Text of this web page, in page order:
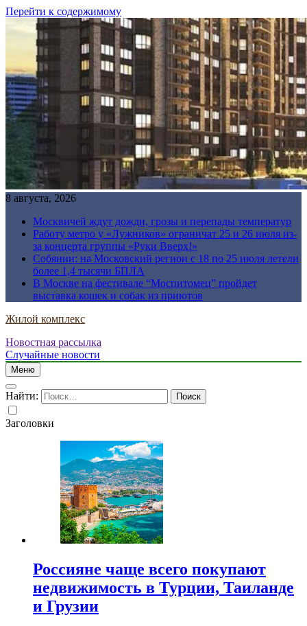
Перейти к содержимому
8 августа, 2026
Москвичей ждут дожди, грозы и перепады температур
Работу метро у «Лужников» ограничат 25 и 26 июля из-
за концерта группы «Руки Вверх!»
Собянин: на Московский регион с 18 по 25 июля летели
более 1,4 тысячи БПЛА
В Москве на фестивале “Моспитомец” пройдет
выставка кошек и собак из приютов
Жилой комплекс
Новостная рассылка
Случайные новости
Меню
Найти:
Заголовки
Россияне чаще всего покупают
недвижимость в Турции, Таиланде
и Грузии